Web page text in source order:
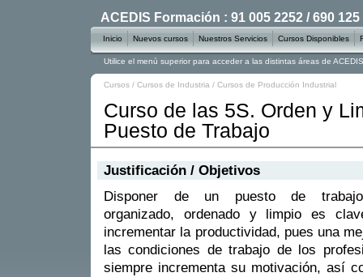
Cursos / Cursos de Industria / Cursos de Producción Industrial
Curso de las 5S. Orden y
Puesto de Trabajo
Justificación / Objetivos
Disponer de un puesto de
organizado, ordenado y limpio es
incrementar la productividad, pues una
las condiciones de trabajo de los
siempre incrementa su motivación, así
ACEDIS Formación : 91 005 2252 / 690 125
Inicio Nuevos cursos Nuestros Servicios Cursos Disponibles
Utilice el menú superior para acceder a las distintas áreas de